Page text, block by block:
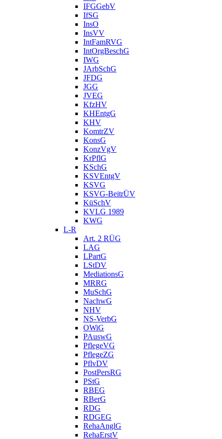
IFGGebV
IfSG
InsO
InsVV
IntFamRVG
IntOrgBeschG
IWG
JArbSchG
JFDG
JGG
JVEG
KfzHV
KHEntgG
KHV
KomtrZV
KonsG
KonzVgV
KrPflG
KSchG
KSVEntgV
KSVG
KSVG-BeitrÜV
KüSchV
KVLG 1989
KWG
L-R
Art. 2 RÜG
LAG
LPartG
LStDV
MediationsG
MRRG
MuSchG
NachwG
NHV
NS-VerbG
OWiG
PAuswG
PflegeVG
PflegeZG
PflvDV
PostPersRG
PStG
RBEG
RBerG
RDG
RDGEG
RehaAnglG
RehaErstV